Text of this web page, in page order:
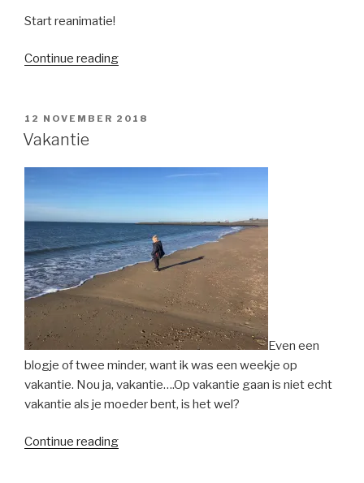
Start reanimatie!
Continue reading“Levens
POSTED
ON
12 NOVEMBER 2018
Vakantie
Even een
blogje of twee minder, want ik was een weekje op
vakantie. Nou ja, vakantie….Op vakantie gaan is niet echt
vakantie als je moeder bent, is het wel?
Continue reading“Vakantie”